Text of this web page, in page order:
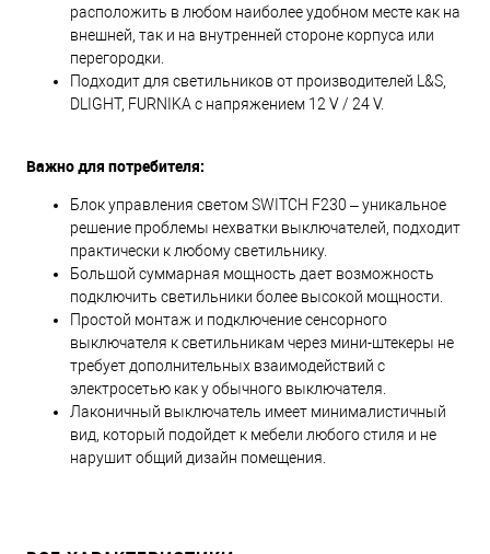
расположить в любом наиболее удобном месте как на
внешней, так и на внутренней стороне корпуса или
перегородки.
Подходит для светильников от производителей L&S,
DLIGHT, FURNIKA с напряжением 12 V / 24 V.
Важно для потребителя:
Блок управления светом SWITCH F230 – уникальное
решение проблемы нехватки выключателей, подходит
практически к любому светильнику.
Большой суммарная мощность дает возможность
подключить светильники более высокой мощности.
Простой монтаж и подключение сенсорного
выключателя к светильникам через мини-штекеры не
требует дополнительных взаимодействий с
электросетью как у обычного выключателя.
Лаконичный выключатель имеет минималистичный
вид, который подойдет к мебели любого стиля и не
нарушит общий дизайн помещения.